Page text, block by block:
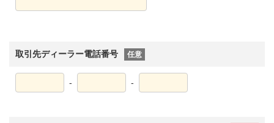
取引先ディーラー電話番号 任意
- -